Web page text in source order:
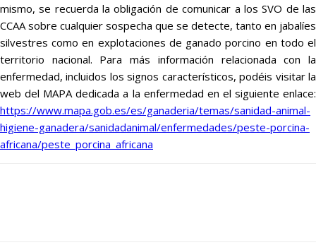
mismo, se recuerda la obligación de comunicar a los SVO de las
CCAA sobre cualquier sospecha que se detecte, tanto en jabalíes
silvestres como en explotaciones de ganado porcino en todo el
territorio nacional. Para más información relacionada con la
enfermedad, incluidos los signos característicos, podéis visitar la
web del MAPA dedicada a la enfermedad en el siguiente enlace:
https://www.mapa.gob.es/es/ganaderia/temas/sanidad-animal-
higiene-ganadera/sanidadanimal/enfermedades/peste-porcina-
africana/peste_porcina_africana